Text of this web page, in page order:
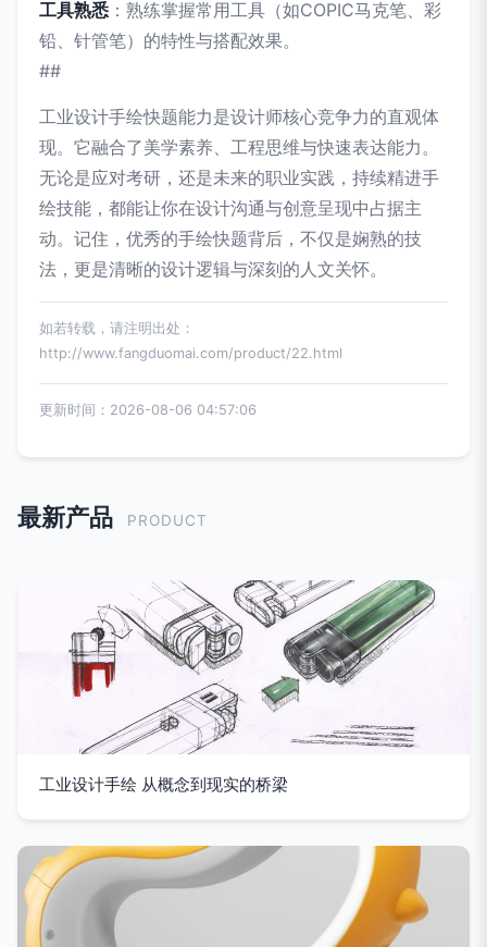
工具熟悉 ：熟练掌握常用工具（如COPIC马克笔、彩
铅、针管笔）的特性与搭配效果。
##
工业设计手绘快题能力是设计师核心竞争力的直观体
现。它融合了美学素养、工程思维与快速表达能力。
无论是应对考研，还是未来的职业实践，持续精进手
绘技能，都能让你在设计沟通与创意呈现中占据主
动。记住，优秀的手绘快题背后，不仅是娴熟的技
法，更是清晰的设计逻辑与深刻的人文关怀。
如若转载，请注明出处：
http://www.fangduomai.com/product/22.html
更新时间：2026-08-06 04:57:06
最新产品 PRODUCT
工业设计手绘 从概念到现实的桥梁